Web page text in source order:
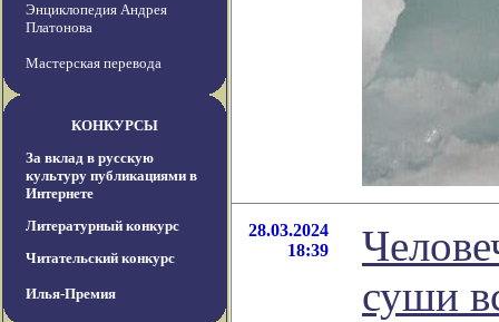
Энциклопедия Андрея
Платонова
Мастерская перевода
КОНКУРСЫ
За вклад в русскую
культуру публикациями в
Интернете
Литературный конкурс
Читательский конкурс
Илья-Премия
28.03.2024
18:39
суши